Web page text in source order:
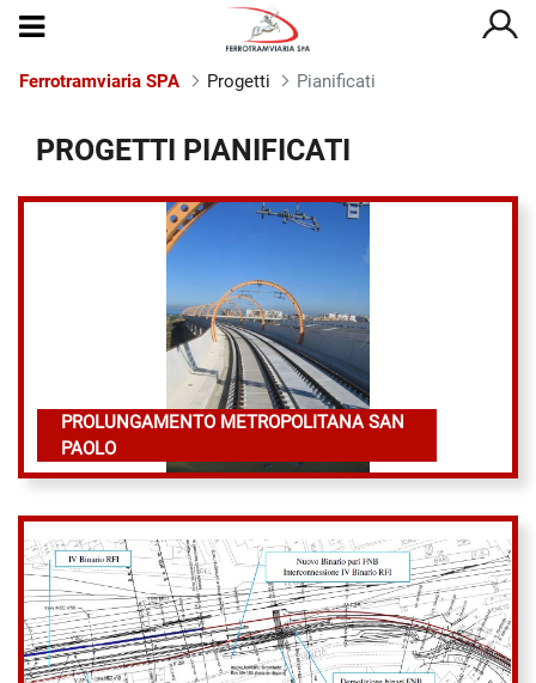
Ferrotramviaria SPA Progetti Pianificati
Pianificati
PROGETTI PIANIFICATI
PROLUNGAMENTO METROPOLITANA SAN
PAOLO